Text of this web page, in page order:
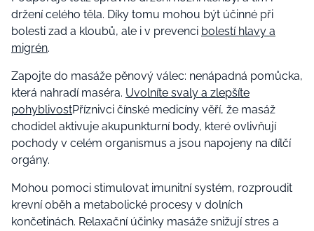
držení celého těla. Díky tomu mohou být účinné při
bolesti zad a kloubů, ale i v prevenci bolestí hlavy a
migrén.
Zapojte do masáže pěnový válec: nenápadná pomůcka,
která nahradí maséra. Uvolníte svaly a zlepšíte
pohyblivostPříznivci čínské medicíny věří, že masáž
chodidel aktivuje akupunkturní body, které ovlivňují
pochody v celém organismus a jsou napojeny na dílčí
orgány.
Mohou pomoci stimulovat imunitní systém, rozproudit
krevní oběh a metabolické procesy v dolních
končetinách. Relaxační účinky masáže snižují stres a